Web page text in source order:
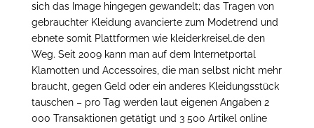
sich das Image hingegen gewandelt; das Tragen von
gebrauchter Kleidung avancierte zum Modetrend und
ebnete somit Plattformen wie kleiderkreisel.de den
Weg. Seit 2009 kann man auf dem Internetportal
Klamotten und Accessoires, die man selbst nicht mehr
braucht, gegen Geld oder ein anderes Kleidungsstück
tauschen – pro Tag werden laut eigenen Angaben 2
000 Transaktionen getätigt und 3 500 Artikel online